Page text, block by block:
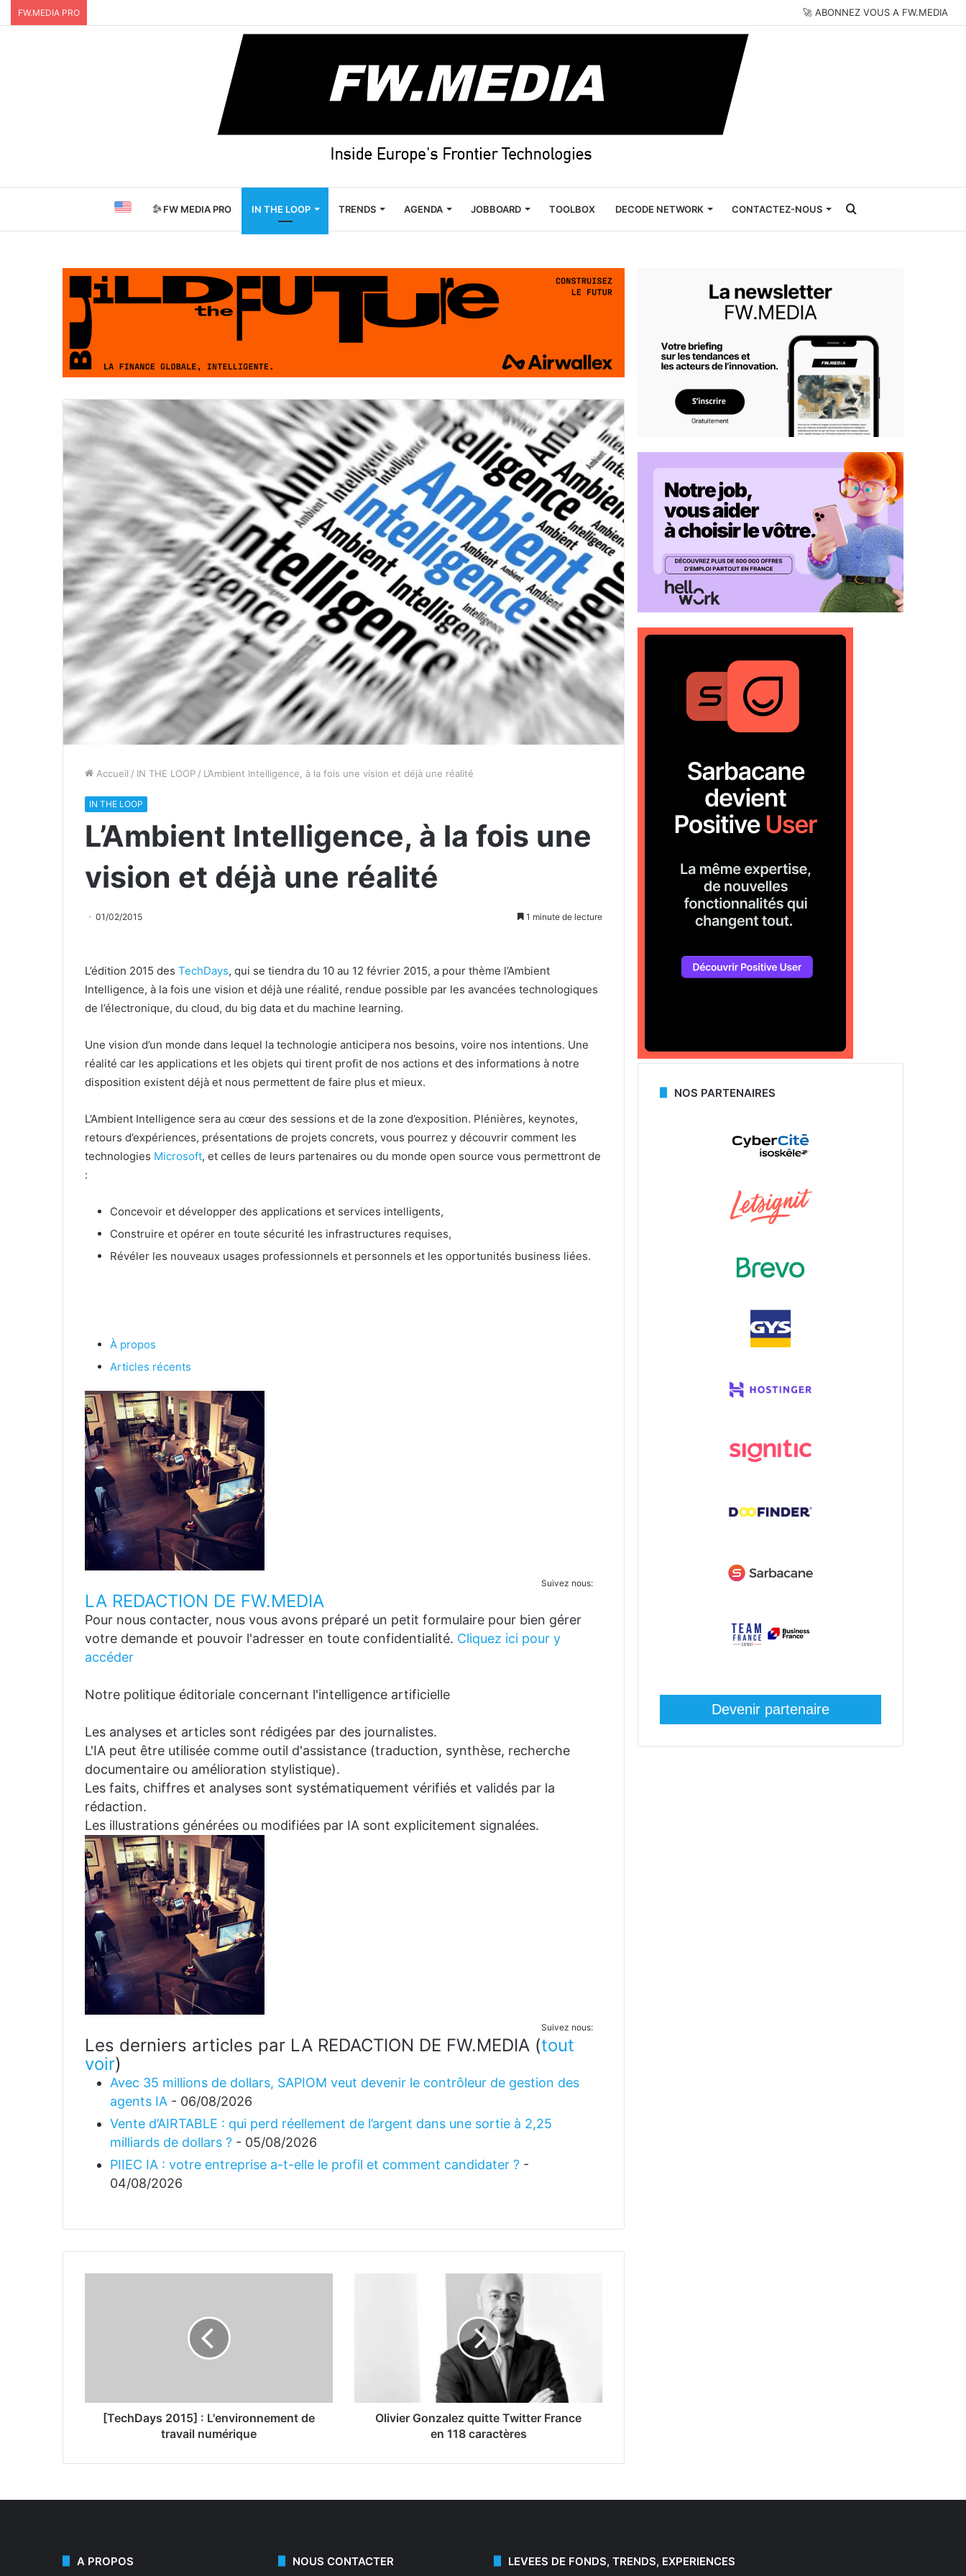
FW.MEDIA PRO 🚀 ABONNEZ VOUS A FW.MEDIA
FW MEDIA PRO IN THE LOOP TRENDS AGENDA JOBBOARD TOOLBOX DECODE NETWORK CONTACTEZ-NOUS Rechercher
Accueil / IN THE LOOP / L’Ambient Intelligence, à la fois une vision et déjà une réalité
IN THE LOOP
L’Ambient Intelligence, à la fois une
vision et déjà une réalité
01/02/2015 1 minute de lecture
L’édition 2015 des TechDays, qui se tiendra du 10 au 12 février 2015, a pour thème l’Ambient
Intelligence, à la fois une vision et déjà une réalité, rendue possible par les avancées technologiques
de l’électronique, du cloud, du big data et du machine learning.
Une vision d’un monde dans lequel la technologie anticipera nos besoins, voire nos intentions. Une
réalité car les applications et les objets qui tirent profit de nos actions et des informations à notre
disposition existent déjà et nous permettent de faire plus et mieux.
L’Ambient Intelligence sera au cœur des sessions et de la zone d’exposition. Plénières, keynotes,
retours d’expériences, présentations de projets concrets, vous pourrez y découvrir comment les
technologies Microsoft, et celles de leurs partenaires ou du monde open source vous permettront de
:
Concevoir et développer des applications et services intelligents,
Construire et opérer en toute sécurité les infrastructures requises,
Révéler les nouveaux usages professionnels et personnels et les opportunités business liées.
À propos
Articles récents
Suivez nous:
LA REDACTION DE FW.MEDIA
Pour nous contacter, nous vous avons préparé un petit formulaire pour bien gérer
votre demande et pouvoir l'adresser en toute confidentialité. Cliquez ici pour y
accéder
Notre politique éditoriale concernant l'intelligence artificielle
Les analyses et articles sont rédigées par des journalistes.
L'IA peut être utilisée comme outil d'assistance (traduction, synthèse, recherche
documentaire ou amélioration stylistique).
Les faits, chiffres et analyses sont systématiquement vérifiés et validés par la
rédaction.
Les illustrations générées ou modifiées par IA sont explicitement signalées.
Suivez nous:
Les derniers articles par LA REDACTION DE FW.MEDIA (tout
voir)
Avec 35 millions de dollars, SAPIOM veut devenir le contrôleur de gestion des
agents IA - 06/08/2026
Vente d’AIRTABLE : qui perd réellement de l’argent dans une sortie à 2,25
milliards de dollars ? - 05/08/2026
PIIEC IA : votre entreprise a-t-elle le profil et comment candidater ? -
04/08/2026
[TechDays 2015] : L'environnement de
travail numérique
Olivier Gonzalez quitte Twitter France
en 118 caractères
NOS PARTENAIRES
Devenir partenaire
A PROPOS NOUS CONTACTER LEVEES DE FONDS, TRENDS, EXPERIENCES